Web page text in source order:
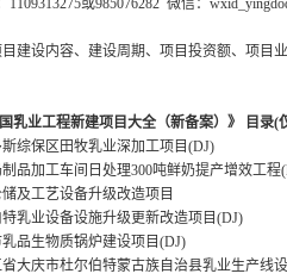
1109313275或985076282 微信：
建设内容、建设周期、项目投资额、项目
国乳业工程新建项目大全（新备案）》 目录(
综保区田牧乳业深加工项目(DJ)
品加工车间日处理300吨鲜奶提产增效工程
及工艺设备升级改造项目
乳业设备设施升级更新改造项目(DJ)
品生物质锅炉建设项目(DJ)
大庆市杜尔伯特蒙古族自治县乳业生产线